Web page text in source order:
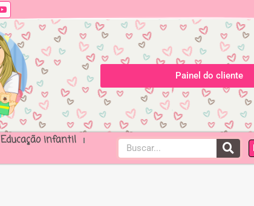
Painel do cliente
Educação infantil